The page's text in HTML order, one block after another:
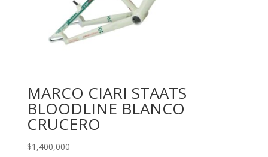
MARCO CIARI STAATS
BLOODLINE BLANCO
CRUCERO
$1,400,000